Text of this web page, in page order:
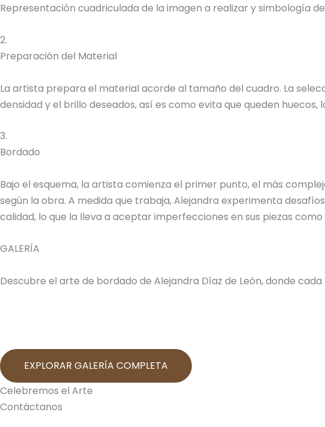
Representación cuadriculada de la imagen a realizar y simbología
2.
Preparación del Material
La artista prepara el material acorde al tamaño del cuadro. La
densidad y el brillo deseados, así es como evita que queden huecos,
3.
Bordado
Bajo el esquema, la artista comienza el primer punto, el más
según la obra. A medida que trabaja, Alejandra experimenta
calidad, lo que la lleva a aceptar imperfecciones en sus piezas
GALERÍA
Descubre el arte de bordado de Alejandra Díaz de León, donde
EXPLORAR GALERÍA COMPLETA
Celebremos el Arte
Contáctanos